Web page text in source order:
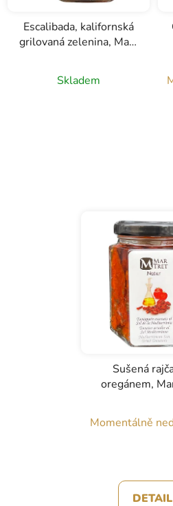
Escalibada, kalifornská
grilovaná zelenina, Mar-
Skladem
Sušená
oregánem,
Momentálně
DETAIL